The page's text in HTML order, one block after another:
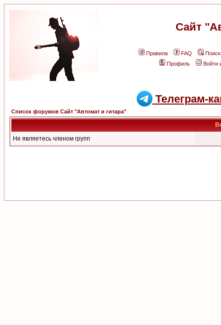
Сайт
Правила FAQ
Поиск
Профиль
Войти
Телеграм-
Список форумов Сайт "Автомат и гитара"
Не являетесь членом групп